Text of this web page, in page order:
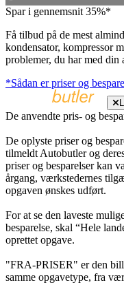
Spar i gennemsnit 35%*
Få tilbud på de mest
kondensator, kompressor
problemer, du har med din
*Sådan er priser og
De anvendte pris- og
De oplyste priser og
tilmeldt Autobutler og
priser og besparelser kan
årgang, værkstedernes
opgaven ønskes udført.
For at se den laveste
besparelse, skal “Hele
oprettet opgave.
"FRA-PRISER" er den
samme opgavetype, fra